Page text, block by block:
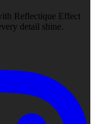
Reflectique Effect
detail shine.